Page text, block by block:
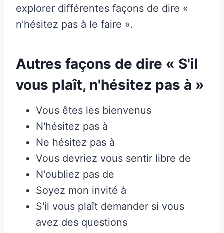
explorer différentes façons de dire «
n'hésitez pas à le faire ».
Autres façons de dire « S'il
vous plaît, n'hésitez pas à »
Vous êtes les bienvenus
N'hésitez pas à
Ne hésitez pas à
Vous devriez vous sentir libre de
N'oubliez pas de
Soyez mon invité à
S'il vous plaît demander si vous
avez des questions